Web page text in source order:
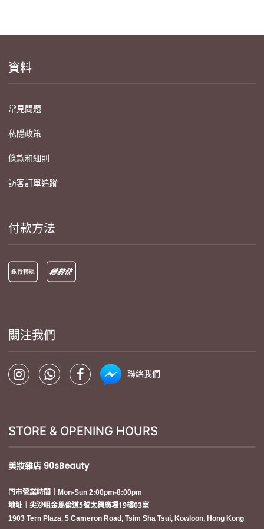
資料
常見問題
私隱政策
條款和細則
訪客訂單追蹤
付款方法
關注我們
聯絡我們
STORE & OPENING HOURS
美妝雜店 90sBeauty
門市營業時間｜Mon-Sun 2:00pm-8:00pm
地址｜尖沙咀金馬倫道5號太興廣場19樓03室
1903 Tern Plaza, 5 Cameron Road, Tsim Sha Tsui, Kowloon, Hong Kong